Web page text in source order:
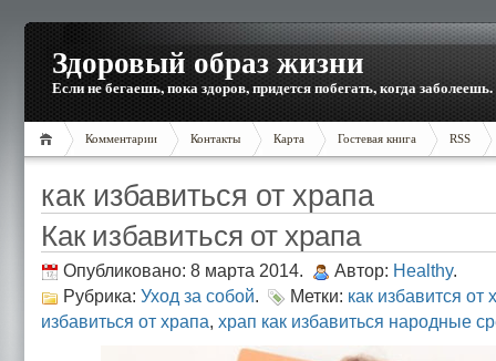
Здоровый образ жизни
Если не бегаешь, пока здоров, придется побегать, когда заболеешь.
Комментарии Контакты Карта Гостевая книга RSS
как избавиться от храпа
Как избавиться от храпа
Опубликовано: 8 марта 2014. Автор: Healthy.
Рубрика: Уход за собой. Метки: как избавится от
избавиться от храпа, храп как избавиться народные